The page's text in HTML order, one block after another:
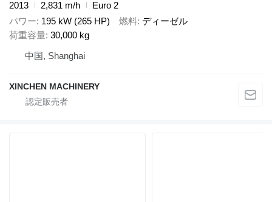
2013
2,831 m/h
Euro 2
パワー 195 kW (265 HP) 燃料 ディーゼル
荷重容量 30,000 kg
中国, Shanghai
XINCHEN MACHINERY